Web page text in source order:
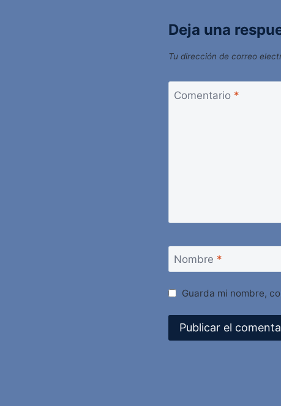
Deja una
Tu dirección de correo
Comentario *
Nombre *
Guarda mi nombre,